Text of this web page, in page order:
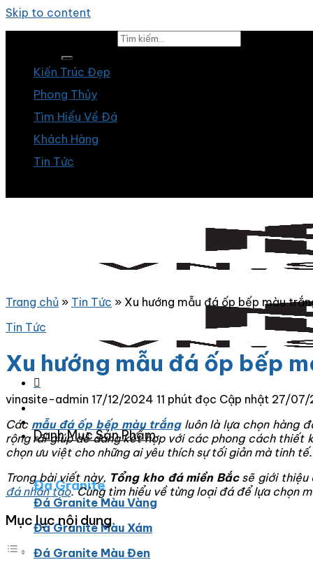
Skip to content
Kiến Trúc Đẹp
Phong Thủy
Tìm Hiểu Về Đá
Khách Hàng
Tin Tức
Danh Mục Sản Phẩm
Đá Granite
Đá Granite Màu Vàng
Đá Granite Màu Xám
Đá Granite Màu Đen
Trang chủ » Tin Tức » Xu hướng mẫu đá ốp bếp màu
Tin Tức
Xu hướng mẫu đá ốp bếp
vinasite-admin 17/12/2024 11 phút đọc Cập nhật 27/07/
Các mẫu đá ốp bếp màu trắngluôn là lựa chọn hàng
rộng rãi giúp dễ dàng kết hợp với các phong cách thiết
chọn ưu việt cho những ai yêu thích sự tối giản mà tinh tế.
Trong bài viết này, Tổng kho đá miền Bắcsẽ giới thiệu
đá nhân tạo. Cùng tìm hiểu về từng loại đá để lựa chọn
Mục lục nội dung